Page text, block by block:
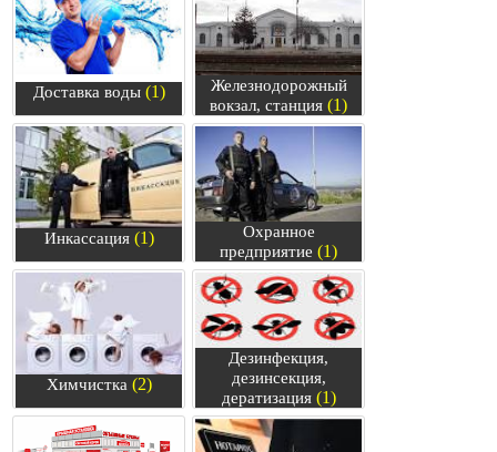
Доставка воды(1)
Железнодорожный
вокзал, станция (1)
Инкассация(1)
Охранное
предприятие (1)
Химчистка (2)
Дезинфекция,
дезинсекция,
дератизация(1)